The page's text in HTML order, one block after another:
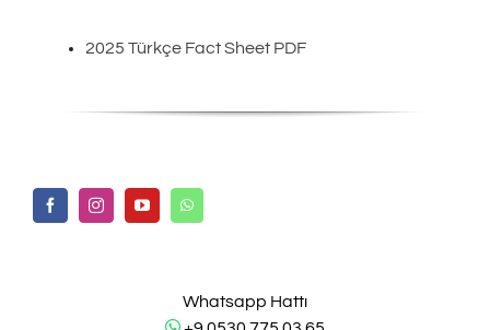
2025 Türkçe Fact Sheet PDF
Whatsapp Hattı